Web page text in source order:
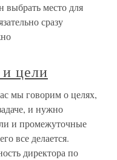
выбрать место для
сразу
и цели
мы говорим о целях,
и нужно
и промежуточные
все делается.
директора по